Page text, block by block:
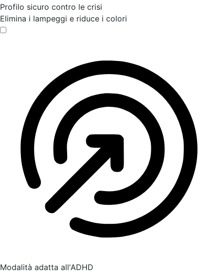
Profilo sicuro contro le crisi
Elimina i lampeggi e riduce i colori
Modalità adatta all'ADHD